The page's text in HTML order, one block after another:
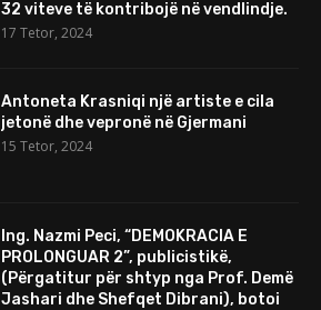
32 viteve të kontribojë në vendlindje.
17 Tetor, 2024
Antoneta Krasniqi një artiste e cila
jetonë dhe vepronë në Gjermani
15 Tetor, 2024
Ing. Nazmi Peci, “DEMOKRACIA E
PROLONGUAR 2”, publicistikë,
(Përgatitur për shtyp nga Prof. Demë
Jashari dhe Shefqet Dibrani), botoi